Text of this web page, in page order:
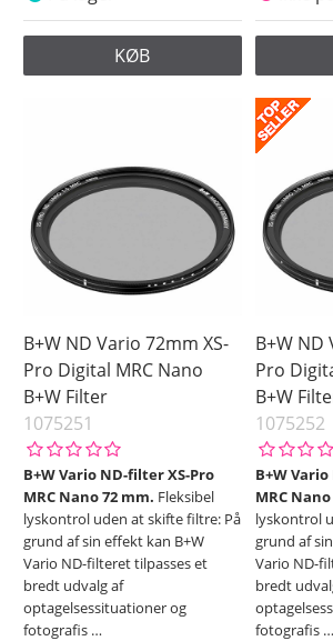
KØB
B+W ND Vario 72mm XS-
Pro Digital MRC Nano
B+W Filter
1075251
B+W Vario ND-filter XS-Pro
MRC Nano 72 mm. Fleksibel
lyskontrol uden at skifte filtre: På
grund af sin effekt kan B+W
Vario ND-filteret tilpasses et
bredt udvalg af
optagelsessituationer og
fotografis …
B+W ND
Pro
B+W
1075252
B+W
MRC
lyskontrol
grund af
Vario ND-
bredt
fotografis …